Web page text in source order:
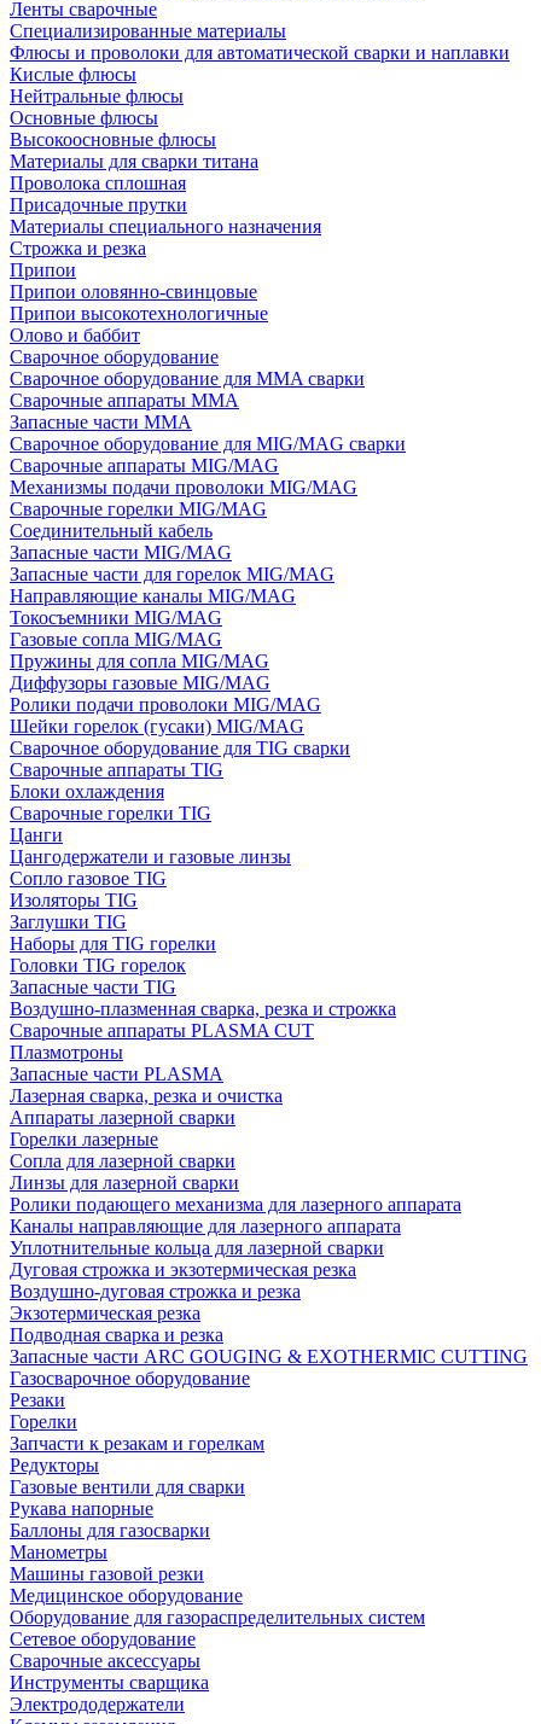
Ленты сварочные
Специализированные материалы
Флюсы и проволоки для автоматической сварки и наплавки
Кислые флюсы
Нейтральные флюсы
Основные флюсы
Высокоосновные флюсы
Материалы для сварки титана
Проволока сплошная
Присадочные прутки
Материалы специального назначения
Строжка и резка
Припои
Припои оловянно-свинцовые
Припои высокотехнологичные
Олово и баббит
Сварочное оборудование
Сварочное оборудование для MMA сварки
Сварочные аппараты MMA
Запасные части MMA
Сварочное оборудование для MIG/MAG сварки
Сварочные аппараты MIG/MAG
Механизмы подачи проволоки MIG/MAG
Сварочные горелки MIG/MAG
Соединительный кабель
Запасные части MIG/MAG
Запасные части для горелок MIG/MAG
Направляющие каналы MIG/MAG
Токосъемники MIG/MAG
Газовые сопла MIG/MAG
Пружины для сопла MIG/MAG
Диффузоры газовые MIG/MAG
Ролики подачи проволоки MIG/MAG
Шейки горелок (гусаки) MIG/MAG
Сварочное оборудование для TIG сварки
Сварочные аппараты TIG
Блоки охлаждения
Сварочные горелки TIG
Цанги
Цангодержатели и газовые линзы
Сопло газовое TIG
Изоляторы TIG
Заглушки TIG
Наборы для TIG горелки
Головки TIG горелок
Запасные части TIG
Воздушно-плазменная сварка, резка и строжка
Сварочные аппараты PLASMA CUT
Плазмотроны
Запасные части PLASMA
Лазерная сварка, резка и очистка
Аппараты лазерной сварки
Горелки лазерные
Сопла для лазерной сварки
Линзы для лазерной сварки
Ролики подающего механизма для лазерного аппарата
Каналы направляющие для лазерного аппарата
Уплотнительные кольца для лазерной сварки
Дуговая строжка и экзотермическая резка
Воздушно-дуговая строжка и резка
Экзотермическая резка
Подводная сварка и резка
Запасные части ARC GOUGING & EXOTHERMIC CUTTING
Газосварочное оборудование
Резаки
Горелки
Запчасти к резакам и горелкам
Редукторы
Газовые вентили для сварки
Рукава напорные
Баллоны для газосварки
Манометры
Машины газовой резки
Медицинское оборудование
Оборудование для газораспределительных систем
Сетевое оборудование
Сварочные аксессуары
Инструменты сварщика
Электрододержатели